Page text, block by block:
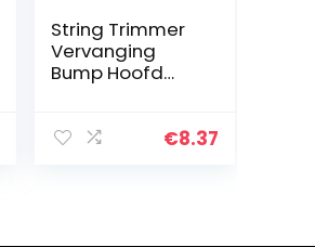
String Trimmer
Vervanging
Bump Hoofd
Voeding String
€8.37